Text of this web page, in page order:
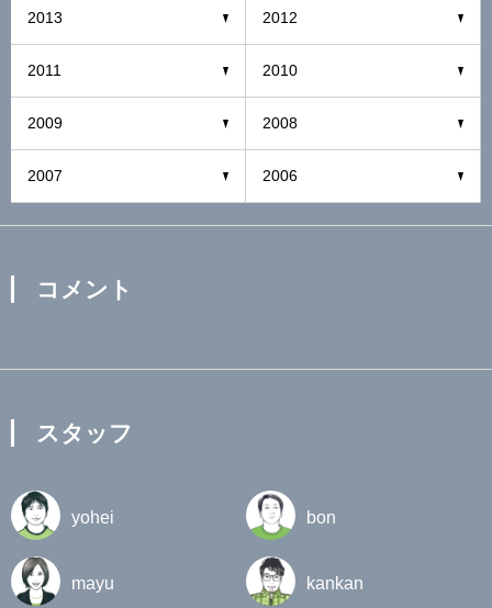
2013 2012
2011 2010
2009 2008
2007 2006
コメント
スタッフ
yohei bon
mayu kankan